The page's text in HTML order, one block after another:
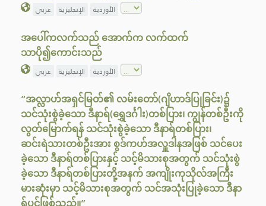
عربي الإنجليزية الأوردية
အပေါ်ကလက်သည် အောက်က လက်ထက်
သာပို၍ကောင်းသည်
عربي الإنجليزية الأوردية
“အလ္လာဟ်အရှင်မြတ်၏ လမ်းတော်(ဂျိဟာဒ်ပြုခြင်း)၌
သင်သုံးစွဲခဲ့သော ဒီနာရ်(ရွှေဒင်္ဂါး)တစ်ပြား၊ ကျွန်တစ်ဦးကို
လွတ်မြောက်ရန် သင်သုံးစွဲခဲ့သော ဒီနာရ်တစ်ပြား၊
ဆင်းရဲသားတစ်ဦးအား စွဒ်ကဟ်အလှူဒါနအဖြစ် သင်ပေး
ခဲ့သော ဒီနာရ်တစ်ပြားနှင့် သင့်မိသားစုအတွက် သင်သုံးစွဲ
ခဲ့သော ဒီနာရ်တစ်ပြားတို့အနက် အကျိုးကုသိုလ်အကြီး
မားဆုံးမှာ သင့်မိသားစုအတွက် သင်အသုံးပြုခဲ့သော ဒီနာ